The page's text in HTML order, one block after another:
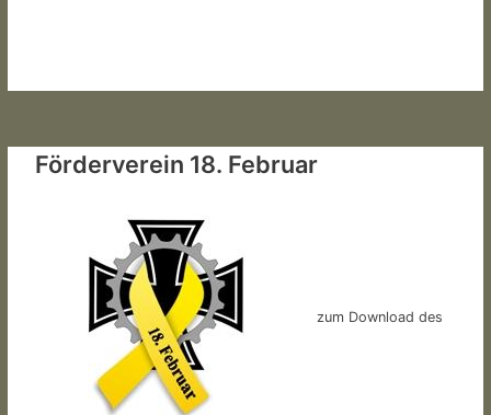
Förderverein 18. Februar
zum Download des